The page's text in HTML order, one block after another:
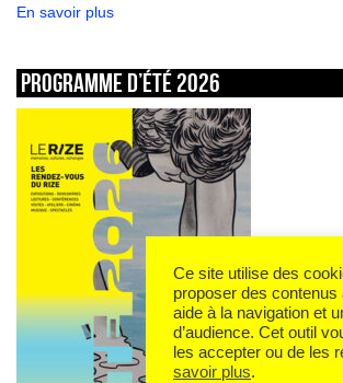
En savoir plus
Programme d’été 2026
Ce site utilise des
proposer des contenus
aide à la navigation et
d’audience. Cet outil
les accepter ou de les
savoir plus.